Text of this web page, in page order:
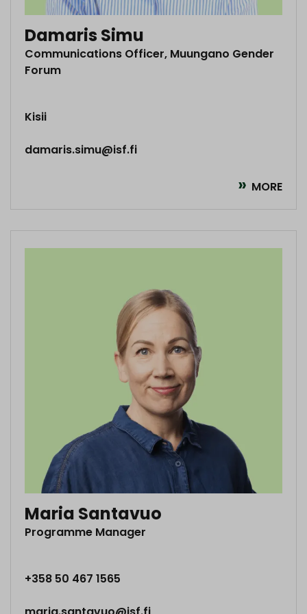
Damaris Simu
Communications Officer, Muungano Gender
Forum
Kisii
damaris.simu@isf.fi
MORE
Maria Santavuo
Programme Manager
+358 50 467 1565